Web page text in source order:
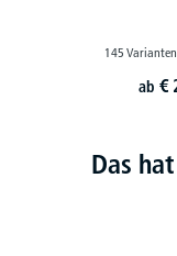
145
ab€
Das